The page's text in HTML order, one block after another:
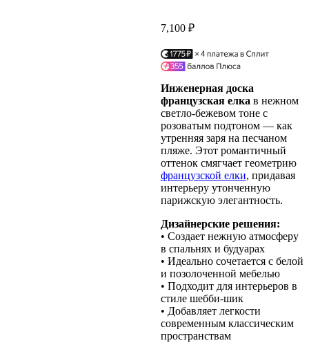
7,100 ₽
Инженерная доска
французская елка в нежном
светло-бежевом тоне с
розоватым подтоном — как
утренняя заря на песчаном
пляже. Этот романтичный
оттенок смягчает геометрию
французской елки, придавая
интерьеру утонченную
парижскую элегантность.
Дизайнерские решения:
• Создает нежную атмосферу
в спальнях и будуарах
• Идеально сочетается с белой
и позолоченной мебелью
• Подходит для интерьеров в
стиле шебби-шик
• Добавляет легкости
современным классическим
пространствам